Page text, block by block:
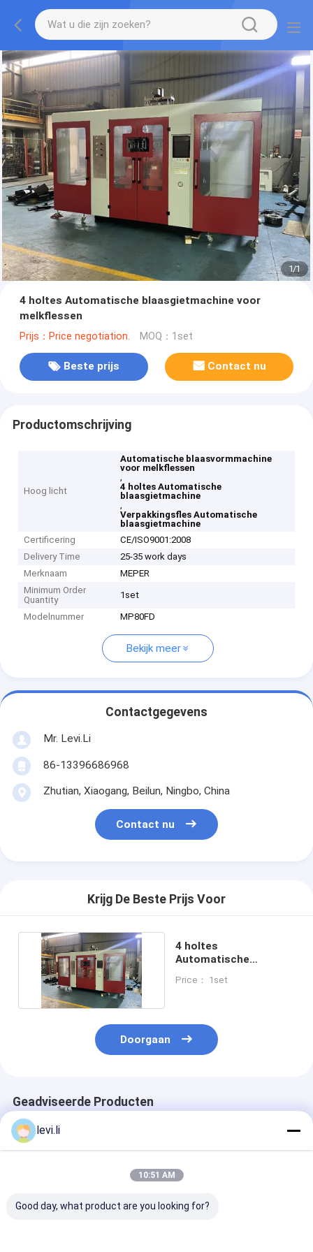
1/1
4 holtes Automatische blaasgietmachine voor
melkflessen
Prijs：Price negotiation. MOQ：1set
Beste prijs Contact nu
Productomschrijving
Hoog licht
Automatische blaasvormmachine
voor melkflessen
,
4 holtes Automatische
blaasgietmachine
,
Verpakkingsfles Automatische
blaasgietmachine
Certificering
CE/ISO9001:2008
Delivery Time
25-35 work days
Merknaam
MEPER
Minimum Order
Quantity
1set
Modelnummer MP80FD
Bekijk meer
Contactgegevens
Mr. Levi.Li
86-13396686968
Zhutian, Xiaogang, Beilun, Ningbo, China
Contact nu
Krijg De Beste Prijs Voor
4 holtes
Automatische
melkflessen
Price： 1set
Doorgaan
Geadviseerde Producten
levi.li
10:51 AM
Good day, what product are you looking for?